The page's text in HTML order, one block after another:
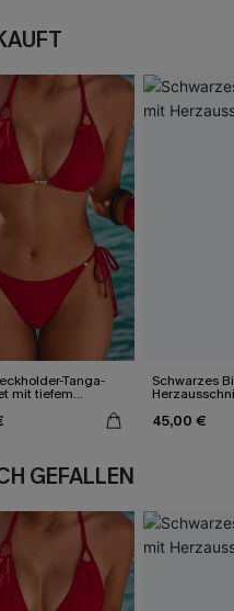
Tanga-
mit tiefem
Schwarzes
45,00 €
GEFALLEN